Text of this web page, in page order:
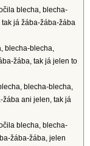
blecha, blecha-
já žába-žába-žába
blecha-blecha,
žába, tak já jelen to
blecha-blecha,
žába ani jelen, tak já
blecha, blecha-
žába-žába, jelen